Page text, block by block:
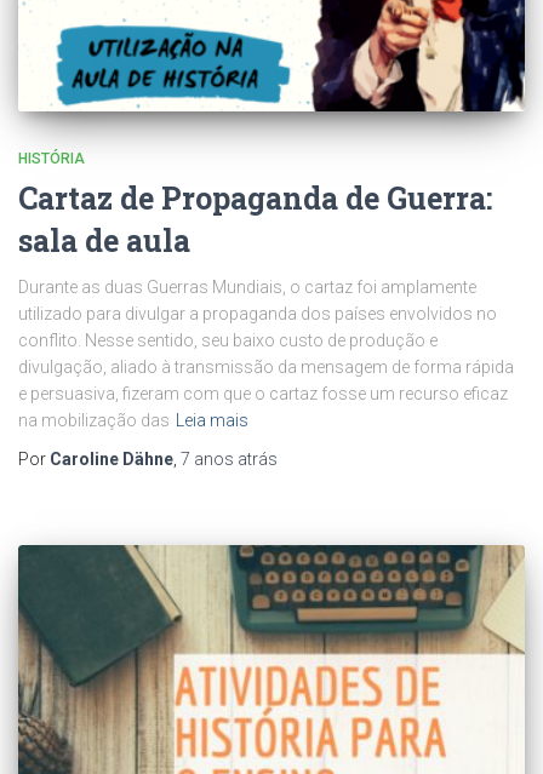
HISTÓRIA
Cartaz de Propaganda de Guerra:
sala de aula
Durante as duas Guerras Mundiais, o cartaz foi amplamente
utilizado para divulgar a propaganda dos países envolvidos no
conflito. Nesse sentido, seu baixo custo de produção e
divulgação, aliado à transmissão da mensagem de forma rápida
e persuasiva, fizeram com que o cartaz fosse um recurso eficaz
na mobilização das
Leia mais
Por Caroline Dähne 7 anos atrás